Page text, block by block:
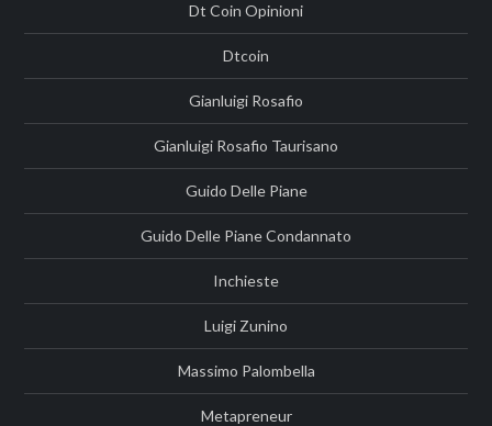
Dt Coin Opinioni
Dtcoin
Gianluigi Rosafio
Gianluigi Rosafio Taurisano
Guido Delle Piane
Guido Delle Piane Condannato
Inchieste
Luigi Zunino
Massimo Palombella
Metapreneur